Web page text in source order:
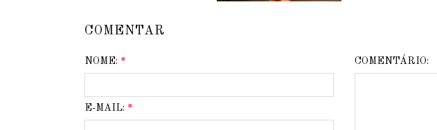
COMENTAR
NOME: *
E-MAIL: *
COMENTÁRIO: